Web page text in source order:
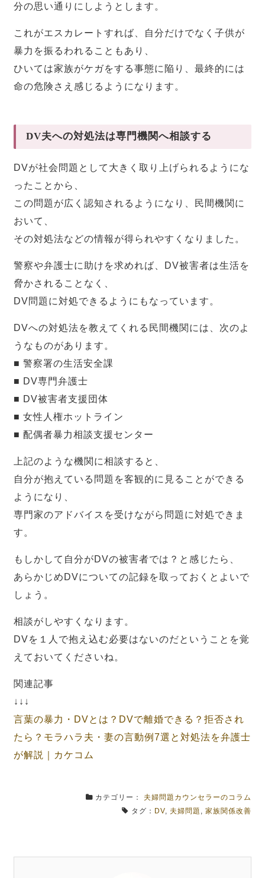
分の思い通りにしようとします。
これがエスカレートすれば、自分だけでなく子供が
暴力を振るわれることもあり、
ひいては家族がケガをする事態に陥り、最終的には
命の危険さえ感じるようになります。
DV夫への対処法は専門機関へ相談する
DVが社会問題として大きく取り上げられるようにな
ったことから、
この問題が広く認知されるようになり、民間機関に
おいて、
その対処法などの情報が得られやすくなりました。
警察や弁護士に助けを求めれば、DV被害者は生活を
脅かされることなく、
DV問題に対処できるようにもなっています。
DVへの対処法を教えてくれる民間機関には、次のよ
うなものがあります。
■ 警察署の生活安全課
■ DV専門弁護士
■ DV被害者支援団体
■ 女性人権ホットライン
■ 配偶者暴力相談支援センター
上記のような機関に相談すると、
自分が抱えている問題を客観的に見ることができる
ようになり、
専門家のアドバイスを受けながら問題に対処できま
す。
もしかして自分がDVの被害者では？と感じたら、
あらかじめDVについての記録を取っておくとよいで
しょう。
相談がしやすくなります。
DVを１人で抱え込む必要はないのだということを覚
えておいてくださいね。
関連記事
↓↓↓
言葉の暴力・DVとは？DVで離婚できる？拒否され
たら？ モラハラ夫・妻の言動例7選と対処法を弁護士
が解説｜カケコム
カテゴリー：
夫婦問題カウンセラーのコラム
タグ： DV, 夫婦問題 家族関係改善